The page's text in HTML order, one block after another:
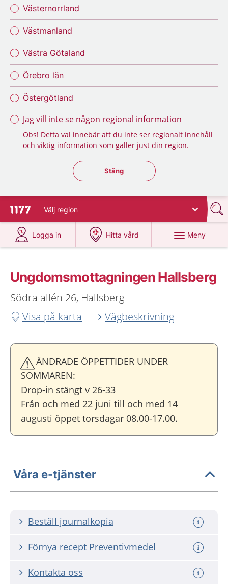
Västernorrland
Västmanland
Västra Götaland
Örebro län
Östergötland
Jag vill inte se någon regional information
Obs! Detta val innebär att du inte ser regionalt innehåll
och viktig information som gäller just din region.
Stäng regionsväljaren
Stäng
Till startsidan för 1177
Välj region
Logga in
på 1177.se
Hitta vård
på 1177.se
Meny
Ungdoms­mottagningen Hallsberg
Södra allén 26, Hallsberg
Visa på karta
Vägbeskrivning
ÄNDRADE ÖPPETTIDER UNDER
SOMMAREN:
Drop-in stängt v 26-33
Från och med 22 juni till och med 14
augusti öppet torsdagar 08.00-17.00.
Våra e-tjänster
Beställ journalkopia
Förnya recept Preventivmedel
Kontakta oss